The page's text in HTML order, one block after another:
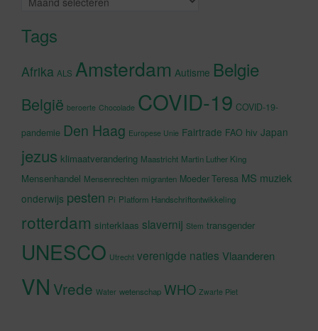
Tags
Afrika ALS Amsterdam Autisme Belgie
België beroerte Chocolade COVID-19 COVID-19-
pandemie Den Haag Europese Unie Fairtrade FAO hiv Japan
jezus klimaatverandering Maastricht Martin Luther King
Mensenhandel Mensenrechten migranten Moeder Teresa MS muziek
onderwijs pesten Pi Platform Handschriftontwikkeling
rotterdam sinterklaas slavernij Stem transgender
UNESCO Utrecht verenigde naties Vlaanderen
VN Vrede Water wetenschap WHO Zwarte Piet